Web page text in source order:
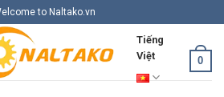
to Naltako.vn
Tiếng
Việt
0